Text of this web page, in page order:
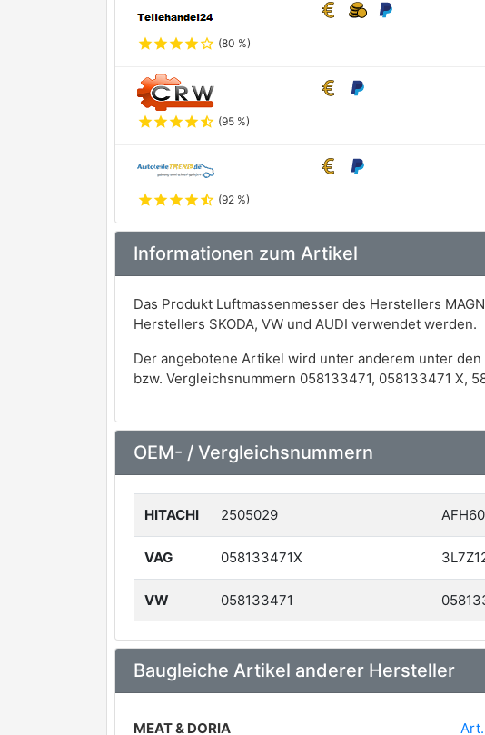
starstarstarstarstar_outline (80 %)
starstarstarstarstar_half (95 %)
starstarstarstarstar_half (92 %)
Informationen zum Artikel
Das Produkt Luftmassenmesser des Herstellers
Herstellers SKODA, VW und AUDI verwendet werden.
Der angebotene Artikel wird unter anderem unter
bzw. Vergleichsnummern 058133471, 058133471 X,
OEM- / Vergleichsnummern
HITACHI 2505029
VAG 058133471X
VW 058133471
Baugleiche Artikel anderer Hersteller
MEAT & DORIA